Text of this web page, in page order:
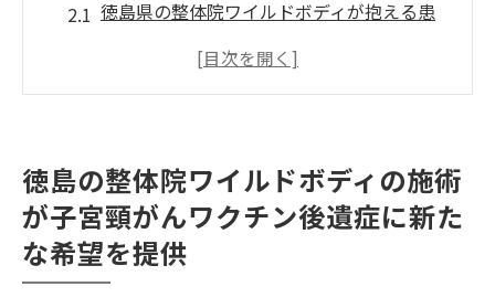
徳島県の整体院ワイルドボディが抱える患
チ
従来の治療法との違いを徹底解説
心と体を癒す整体院ワイルドボディの施術
徳島の整体院ワイルドボディの施術
が子宮頸がんワクチン後遺症に新た
な希望を提供